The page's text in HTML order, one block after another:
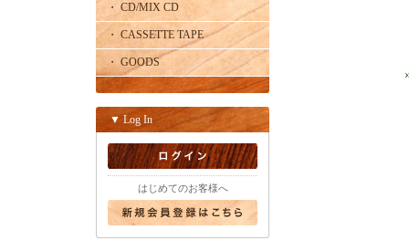
・ CD/MIX CD
・ CASSETTE TAPE
・ GOODS
▼ Log In
はじめてのお客様へ